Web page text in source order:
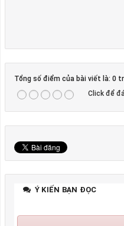
Tổng số điểm của bài viết là: 0
Click để
Ý KIẾN BẠN ĐỌC